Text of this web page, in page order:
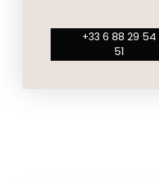
+33 6 88 29 54
51